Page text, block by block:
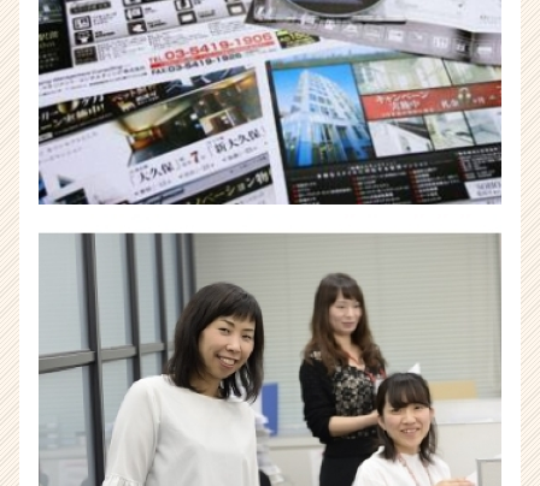
う！
|
ベ
ン
チ
ャ
ー・
成
企
か
ら
ス
カ
ウ